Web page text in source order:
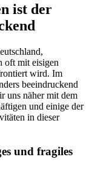
ist der
oft mit eisigen
wird. Im
beeindruckend
uns näher mit dem
und einige der
in dieser
und fragiles